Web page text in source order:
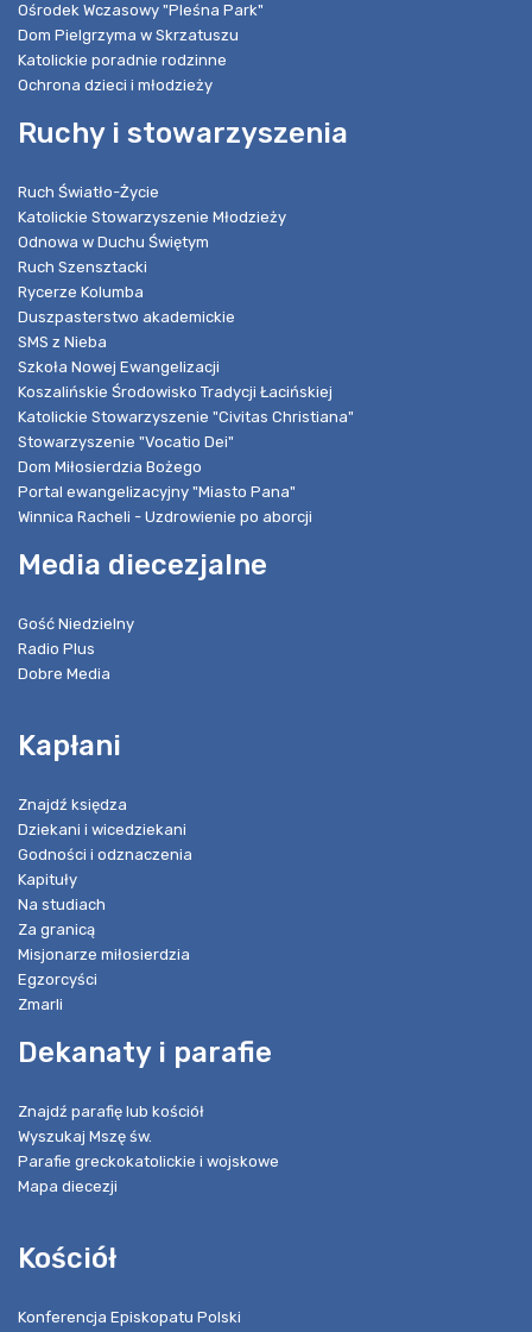
Ośrodek Wczasowy "Pleśna Park"
Dom Pielgrzyma w Skrzatuszu
Katolickie poradnie rodzinne
Ochrona dzieci i młodzieży
Ruchy i stowarzyszenia
Ruch Światło-Życie
Katolickie Stowarzyszenie Młodzieży
Odnowa w Duchu Świętym
Ruch Szensztacki
Rycerze Kolumba
Duszpasterstwo akademickie
SMS z Nieba
Szkoła Nowej Ewangelizacji
Koszalińskie Środowisko Tradycji Łacińskiej
Katolickie Stowarzyszenie "Civitas Christiana"
Stowarzyszenie "Vocatio Dei"
Dom Miłosierdzia Bożego
Portal ewangelizacyjny "Miasto Pana"
Winnica Racheli - Uzdrowienie po aborcji
Media diecezjalne
Gość Niedzielny
Radio Plus
Dobre Media
Kapłani
Znajdź księdza
Dziekani i wicedziekani
Godności i odznaczenia
Kapituły
Na studiach
Za granicą
Misjonarze miłosierdzia
Egzorcyści
Zmarli
Dekanaty i parafie
Znajdź parafię lub kościół
Wyszukaj Mszę św.
Parafie greckokatolickie i wojskowe
Mapa diecezji
Kościół
Konferencja Episkopatu Polski